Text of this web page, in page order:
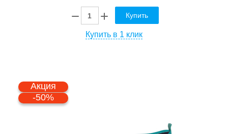
Купить
Купить в 1 клик
Акция
-50%